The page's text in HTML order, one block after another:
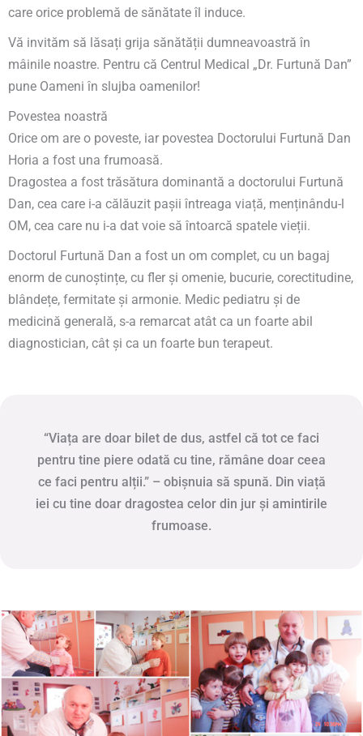
care orice problemă de sănătate îl induce.
Vă invităm să lăsați grija sănătății dumneavoastră în
mâinile noastre. Pentru că Centrul Medical „Dr. Furtună Dan”
pune Oameni în slujba oamenilor!
Povestea noastră
Orice om are o poveste, iar povestea Doctorului Furtună Dan
Horia a fost una frumoasă.
Dragostea a fost trăsătura dominantă a doctorului Furtună
Dan, cea care i-a călăuzit pașii întreaga viață, menținându-l
OM, cea care nu i-a dat voie să întoarcă spatele vieții.
Doctorul Furtună Dan a fost un om complet, cu un bagaj
enorm de cunoștințe, cu fler și omenie, bucurie, corectitudine,
blândețe, fermitate și armonie. Medic pediatru și de
medicină generală, s-a remarcat atât ca un foarte abil
diagnostician, cât și ca un foarte bun terapeut.
“Viața are doar bilet de dus, astfel că tot ce faci
pentru tine piere odată cu tine, rămâne doar ceea
ce faci pentru alții.” – obișnuia să spună. Din viață
iei cu tine doar dragostea celor din jur și amintirile
frumoase.